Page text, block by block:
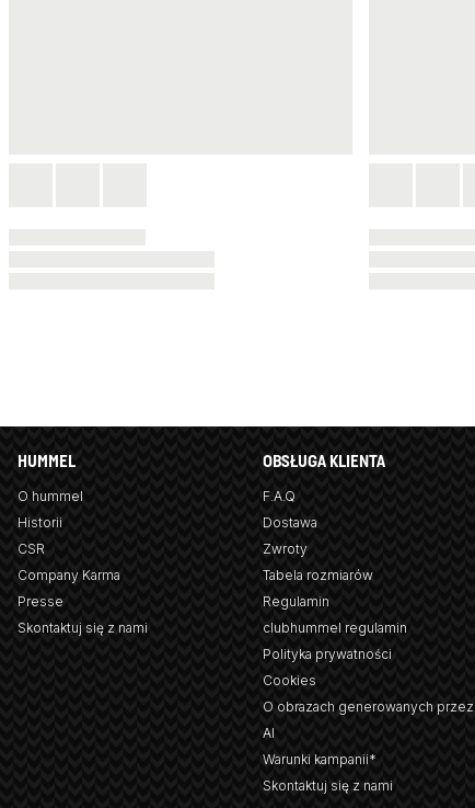
HUMMEL
O hummel
Historii
CSR
Company Karma
Presse
Skontaktuj się z nami
OBSŁUGA KLIENTA
F.A.Q
Dostawa
Zwroty
Tabela rozmiarów
Regulamin
clubhummel regulamin
Polityka prywatności
Cookies
O obrazach generowanych przez
AI
Warunki kampanii*
Skontaktuj się z nami